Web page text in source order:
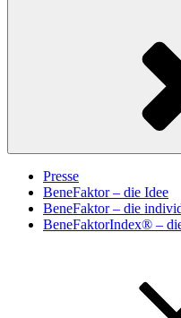
Presse
BeneFaktor – die Idee
BeneFaktor – die
BeneFaktorIndex® –